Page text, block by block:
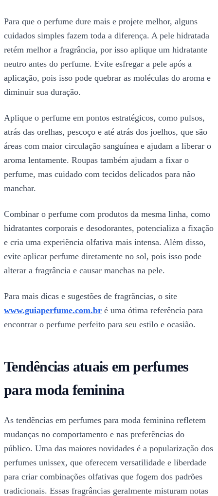
Para que o perfume dure mais e projete melhor, alguns
cuidados simples fazem toda a diferença. A pele hidratada
retém melhor a fragrância, por isso aplique um hidratante
neutro antes do perfume. Evite esfregar a pele após a
aplicação, pois isso pode quebrar as moléculas do aroma e
diminuir sua duração.
Aplique o perfume em pontos estratégicos, como pulsos,
atrás das orelhas, pescoço e até atrás dos joelhos, que são
áreas com maior circulação sanguínea e ajudam a liberar o
aroma lentamente. Roupas também ajudam a fixar o
perfume, mas cuidado com tecidos delicados para não
manchar.
Combinar o perfume com produtos da mesma linha, como
hidratantes corporais e desodorantes, potencializa a fixação
e cria uma experiência olfativa mais intensa. Além disso,
evite aplicar perfume diretamente no sol, pois isso pode
alterar a fragrância e causar manchas na pele.
Para mais dicas e sugestões de fragrâncias, o site
www.guiaperfume.com.br é uma ótima referência para
encontrar o perfume perfeito para seu estilo e ocasião.
Tendências atuais em perfumes
para moda feminina
As tendências em perfumes para moda feminina refletem
mudanças no comportamento e nas preferências do
público. Uma das maiores novidades é a popularização dos
perfumes unissex, que oferecem versatilidade e liberdade
para criar combinações olfativas que fogem dos padrões
tradicionais. Essas fragrâncias geralmente misturam notas